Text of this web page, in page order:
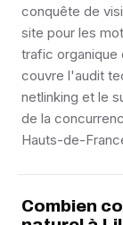
conquête de
site pour les
trafic organique
couvre l'audit
netlinking et le
de la
Hauts-de-
Combien